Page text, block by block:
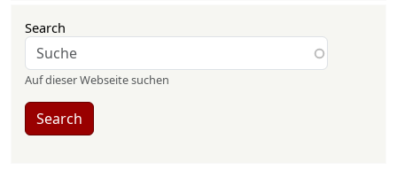
Search
Auf dieser Webseite suchen
Search